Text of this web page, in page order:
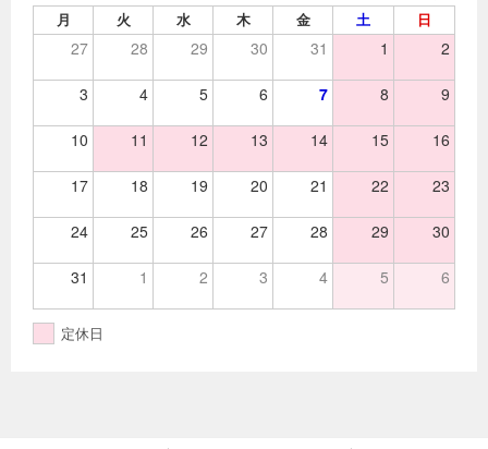
月 火 水 木 金 土 日
27 28 29 30 31 1 2
3 4 5 6 7 8 9
10 11 12 13 14 15 16
17 18 19 20 21 22 23
24 25 26 27 28 29 30
31 1 2 3 4 5 6
定休日